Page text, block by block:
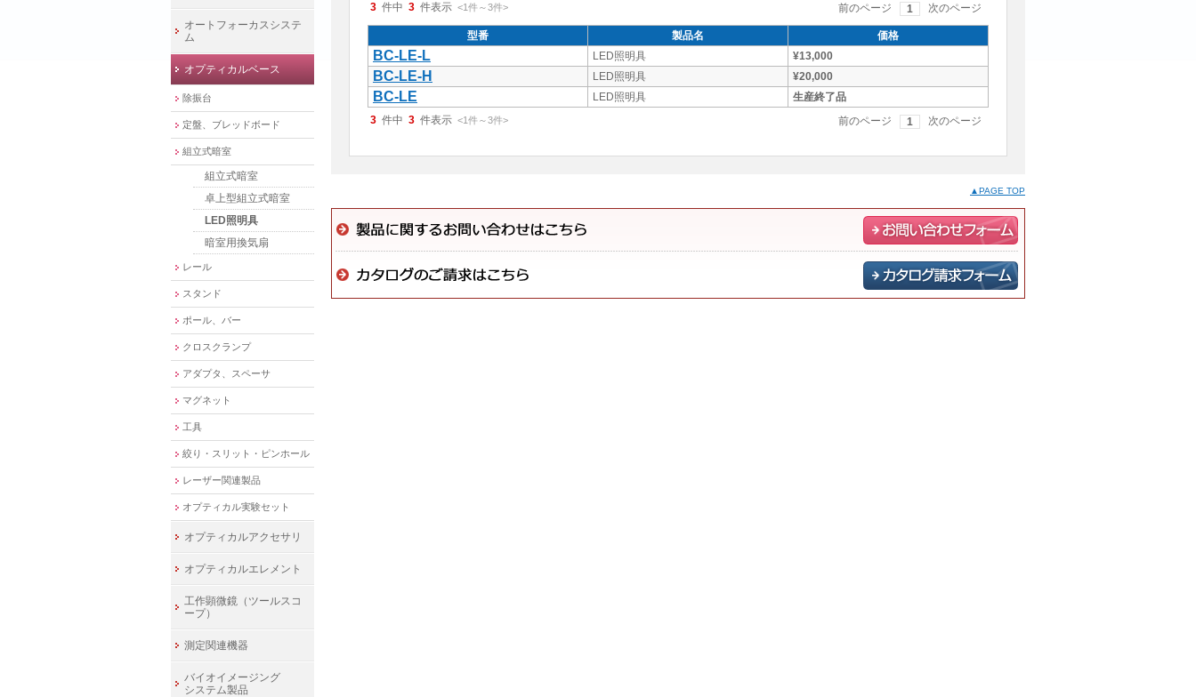
3 件中 3 件表示 <1件～3件> 前のページ 1 次のページ
型番 製品名 価格
BC-LE-L LED照明具 ¥13,000
BC-LE-H LED照明具 ¥20,000
BC-LE LED照明具
生産終了品
3 件中 3 件表示 <1件～3件> 前のページ 1 次のページ
▲PAGE TOP
オートフォーカスシステ
ム
オプティカルベース
除振台
定盤、ブレッドボード
組立式暗室
組立式暗室
卓上型組立式暗室
LED照明具
暗室用換気扇
レール
スタンド
ポール、バー
クロスクランプ
アダプタ、スペーサ
マグネット
工具
絞り・スリット・ピンホール
レーザー関連製品
オプティカル実験セット
オプティカルアクセサリ
オプティカルエレメント
工作顕微鏡（ツールスコ
ープ）
測定関連機器
バイオイメージング
システム製品